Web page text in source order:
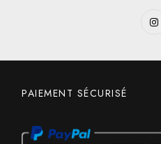
PAIEMENT SÉCURISÉ